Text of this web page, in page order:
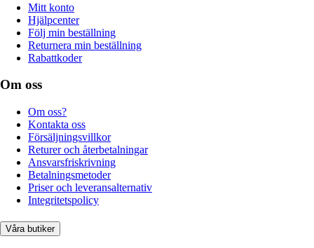
Mitt konto
Hjälpcenter
Följ min beställning
Returnera min beställning
Rabattkoder
Om oss
Om oss?
Kontakta oss
Försäljningsvillkor
Returer och återbetalningar
Ansvarsfriskrivning
Betalningsmetoder
Priser och leveransalternativ
Integritetspolicy
Våra butiker